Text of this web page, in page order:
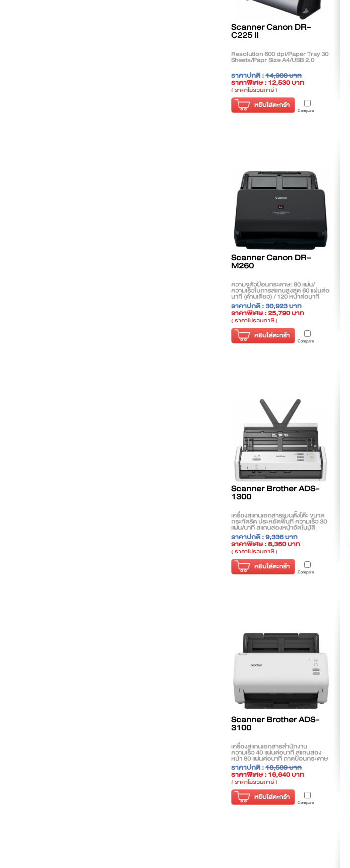
Scanner Canon DR-
C225 II
Resolution 600 dpi/Paper Tray 30
Sheets/Papr Size A4/USB 2.0
ราคาปกติ :14,980 บาท
ราคาพิเศษ : 12,530 บาท
( ราคาไม่รวมภาษี )
หยิบใส่ตะกร้า
Compare
Scanner Canon DR-
M260
ความจุตัวป้อนกระดาษ: 80 แผ่น/
ความเร็วในการสแกนสูงสุด 60 แผ่นต่อ
นาที (ด้านเดียว) / 120 หน้าต่อนาที
(สองด้าน)/ความละเอียดสูงสุดในการ
สแกน 600 dpi
ราคาปกติ :30,923 บาท
ราคาพิเศษ : 25,790 บาท
( ราคาไม่รวมภาษี )
หยิบใส่ตะกร้า
Compare
Scanner Brother ADS-
1300
เครื่องสแกนเอกสารแบบตั้งโต๊ะ ขนาด
กระทัดรัด ประหยัดพื้นที่ ความเร็ว 30
แผ่น/นาที สแกนสองหน้าอัตโนมัติ
สามารถสแกนเอกสารโดยตรงไปยัง
USB Flash Memory และสแกน
นามบัตร หรือบัตรพลาสติกได้
ราคาปกติ :9,336 บาท
ราคาพิเศษ : 8,360 บาท
( ราคาไม่รวมภาษี )
หยิบใส่ตะกร้า
Compare
Scanner Brother ADS-
3100
เครื่องสแกนเอกสารสำนักงาน
ความเร็ว 40 แผ่นต่อนาที สแกนสอง
หน้า 80 แผ่นต่อนาที ถาดป้อนกระดาษ
อัตโนมัติ 60 แผ่น สแกนเอกสาร 2 หน้า
อัตโนมัติ และสแกนเอกสารตรงไปยัง
ราคาปกติ :18,589 บาท
ราคาพิเศษ : 16,640 บาท
( ราคาไม่รวมภาษี )
หยิบใส่ตะกร้า
Compare